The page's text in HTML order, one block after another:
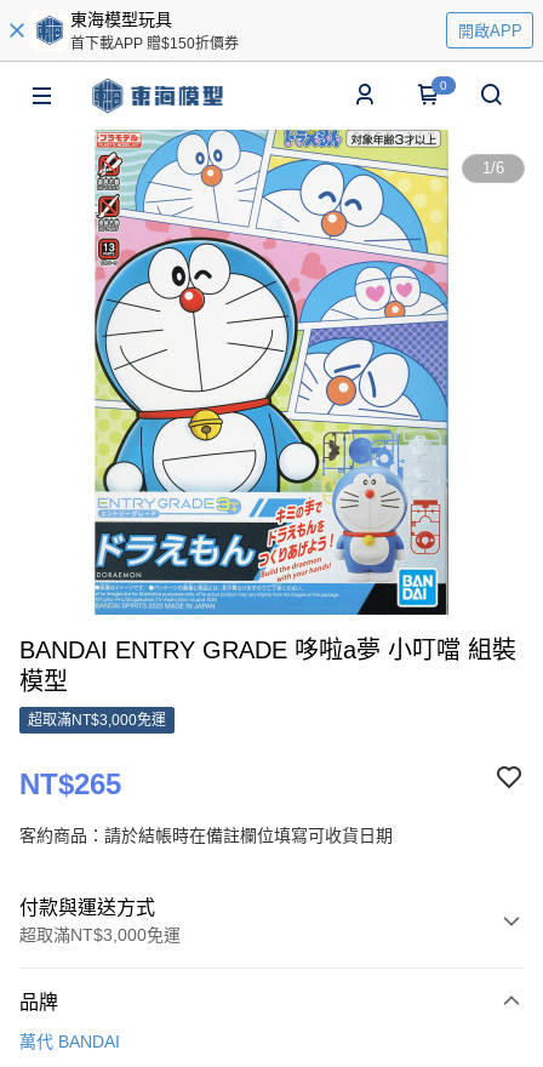
東海模型玩具
首下載APP 贈$150折價券
開啟APP
0
1/6
BANDAI ENTRY GRADE 哆啦a夢 小叮噹 組裝
模型
超取滿NT$3,000免運
NT$265
客約商品：請於結帳時在備註欄位填寫可收貨日期
付款與運送方式
超取滿NT$3,000免運
信用卡一次付款
品牌
萬代 BANDAI